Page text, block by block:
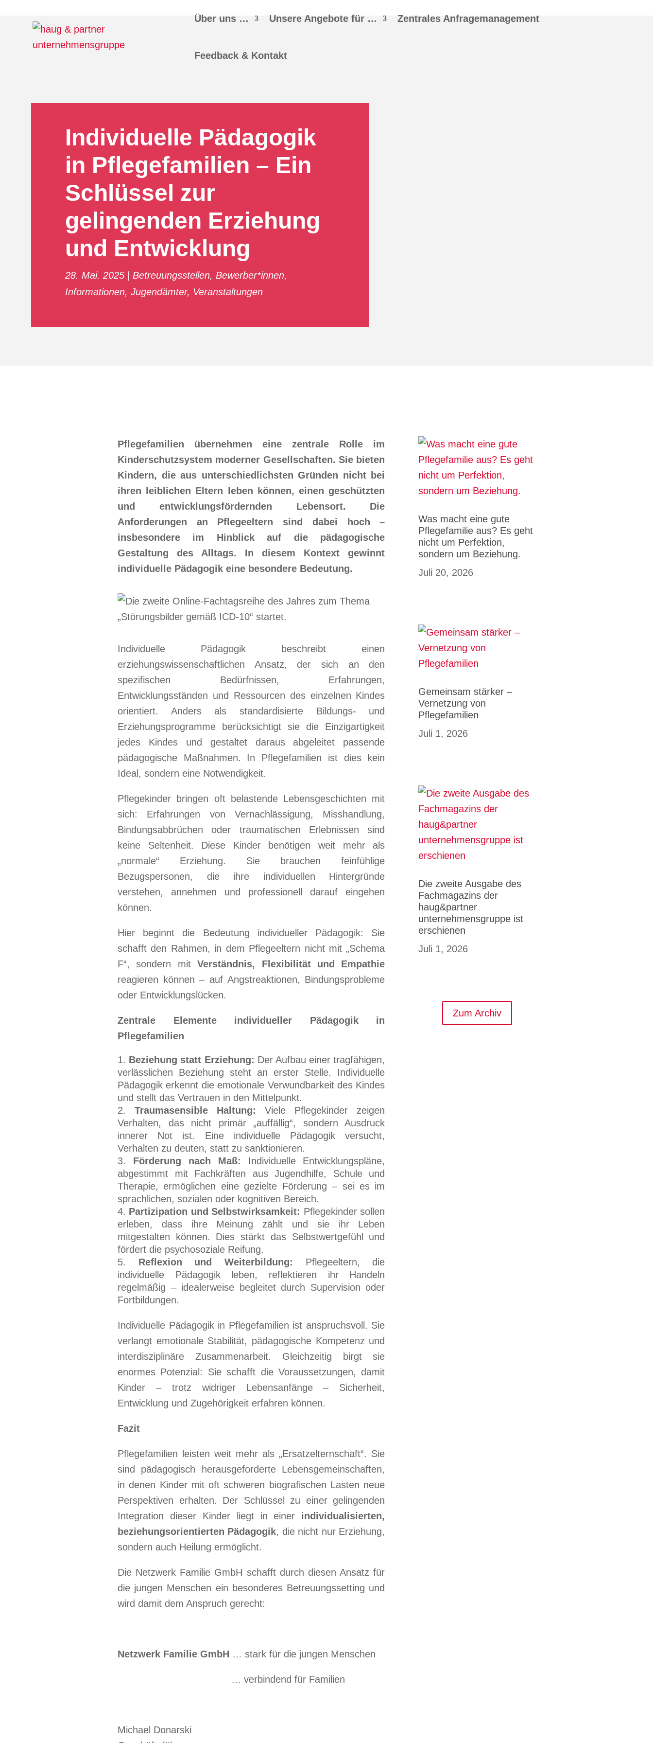
Über uns … Unsere Angebote für … Zentrales Anfragemanagement
Feedback & Kontakt
Individuelle Pädagogik
in Pflegefamilien – Ein
Schlüssel zur
gelingenden Erziehung
und Entwicklung
28. Mai. 2025 Betreuungsstellen, Bewerber*innen,
Informationen, Jugendämter, Veranstaltungen
Pflegefamilien übernehmen eine zentrale Rolle im
Kinderschutzsystem moderner Gesellschaften. Sie bieten
Kindern, die aus unterschiedlichsten Gründen nicht bei
ihren leiblichen Eltern leben können, einen geschützten
und entwicklungsfördernden Lebensort. Die
Anforderungen an Pflegeeltern sind dabei hoch –
insbesondere im Hinblick auf die pädagogische
Gestaltung des Alltags. In diesem Kontext gewinnt
individuelle Pädagogik eine besondere Bedeutung.
Individuelle Pädagogik beschreibt einen
erziehungswissenschaftlichen Ansatz, der sich an den
spezifischen Bedürfnissen, Erfahrungen,
Entwicklungsständen und Ressourcen des einzelnen Kindes
orientiert. Anders als standardisierte Bildungs- und
Erziehungsprogramme berücksichtigt sie die Einzigartigkeit
jedes Kindes und gestaltet daraus abgeleitet passende
pädagogische Maßnahmen. In Pflegefamilien ist dies kein
Ideal, sondern eine Notwendigkeit.
Pflegekinder bringen oft belastende Lebensgeschichten mit
sich: Erfahrungen von Vernachlässigung, Misshandlung,
Bindungsabbrüchen oder traumatischen Erlebnissen sind
keine Seltenheit. Diese Kinder benötigen weit mehr als
„normale“ Erziehung. Sie brauchen feinfühlige
Bezugspersonen, die ihre individuellen Hintergründe
verstehen, annehmen und professionell darauf eingehen
können.
Hier beginnt die Bedeutung individueller Pädagogik: Sie
schafft den Rahmen, in dem Pflegeeltern nicht mit „Schema
F“, sondern mitVerständnis, Flexibilität und Empathie
reagieren können – auf Angstreaktionen, Bindungsprobleme
oder Entwicklungslücken.
Zentrale Elemente individueller Pädagogik in
Pflegefamilien
Beziehung statt Erziehung: Der Aufbau einer tragfähigen,
verlässlichen Beziehung steht an erster Stelle. Individuelle
Pädagogik erkennt die emotionale Verwundbarkeit des Kindes
und stellt das Vertrauen in den Mittelpunkt.
Traumasensible Haltung: Viele Pflegekinder zeigen
Verhalten, das nicht primär „auffällig“, sondern Ausdruck
innerer Not ist. Eine individuelle Pädagogik versucht,
Verhalten zu deuten, statt zu sanktionieren.
Förderung nach Maß: Individuelle Entwicklungspläne,
abgestimmt mit Fachkräften aus Jugendhilfe, Schule und
Therapie, ermöglichen eine gezielte Förderung – sei es im
sprachlichen, sozialen oder kognitiven Bereich.
Partizipation und Selbstwirksamkeit: Pflegekinder sollen
erleben, dass ihre Meinung zählt und sie ihr Leben
mitgestalten können. Dies stärkt das Selbstwertgefühl und
fördert die psychosoziale Reifung.
Reflexion und Weiterbildung: Pflegeeltern, die
individuelle Pädagogik leben, reflektieren ihr Handeln
regelmäßig – idealerweise begleitet durch Supervision oder
Fortbildungen.
Individuelle Pädagogik in Pflegefamilien ist anspruchsvoll. Sie
verlangt emotionale Stabilität, pädagogische Kompetenz und
interdisziplinäre Zusammenarbeit. Gleichzeitig birgt sie
enormes Potenzial: Sie schafft die Voraussetzungen, damit
Kinder – trotz widriger Lebensanfänge – Sicherheit,
Entwicklung und Zugehörigkeit erfahren können.
Fazit
Pflegefamilien leisten weit mehr als „Ersatzelternschaft“. Sie
sind pädagogisch herausgeforderte Lebensgemeinschaften,
in denen Kinder mit oft schweren biografischen Lasten neue
Perspektiven erhalten. Der Schlüssel zu einer gelingenden
Integration dieser Kinder liegt in einer individualisierten,
beziehungsorientierten Pädagogik, die nicht nur Erziehung,
sondern auch Heilung ermöglicht.
Die Netzwerk Familie GmbH schafft durch diesen Ansatz für
die jungen Menschen ein besonderes Betreuungssetting und
wird damit dem Anspruch gerecht:
Netzwerk Familie GmbH … stark für die jungen Menschen
… verbindend für Familien
Michael Donarski
Was macht eine gute
Pflegefamilie aus? Es geht
nicht um Perfektion,
sondern um Beziehung.
Juli 20, 2026
Gemeinsam stärker –
Vernetzung von
Pflegefamilien
Juli 1, 2026
Die zweite Ausgabe des
Fachmagazins der
haug&partner
unternehmensgruppe ist
erschienen
Juli 1, 2026
Zum Archiv